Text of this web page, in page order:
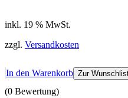
inkl. 19 % MwSt.
zzgl. Versandkosten
In den Warenkorb Zur
(0 Bewertung)